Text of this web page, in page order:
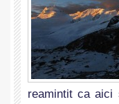
reamintit ca aici